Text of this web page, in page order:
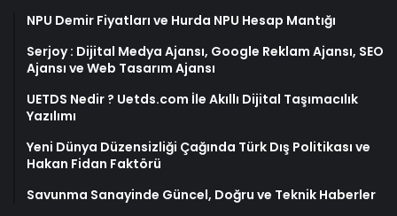
NPU Demir Fiyatları ve Hurda NPU Hesap Mantığı
Serjoy : Dijital Medya Ajansı, Google Reklam Ajansı, SEO
Ajansı ve Web Tasarım Ajansı
UETDS Nedir ? Uetds.com İle Akıllı Dijital Taşımacılık
Yazılımı
Yeni Dünya Düzensizliği Çağında Türk Dış Politikası ve
Hakan Fidan Faktörü
Savunma Sanayinde Güncel, Doğru ve Teknik Haberler